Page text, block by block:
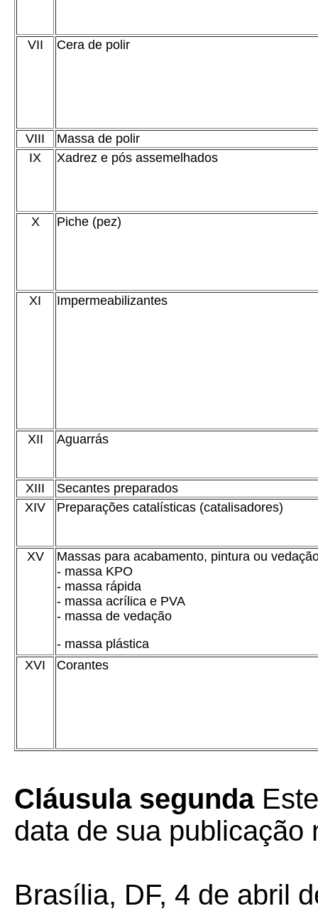
VII Cera de polir
VIII
Massa de polir
IX
Xadrez e pós assemelhados
X Piche (pez)
XI Impermeabilizantes
XII Aguarrás
XIII
Secantes preparados
XIV
Preparações catalísticas (catalisadores)
XV
Massas para acabamento, pintura ou
- massa KPO
- massa rápida
- massa acrílica e PVA
- massa de vedação
- massa plástica
XVI
Corantes
Cláusula segunda
data de sua publicação
Brasília, DF, 4 de abril